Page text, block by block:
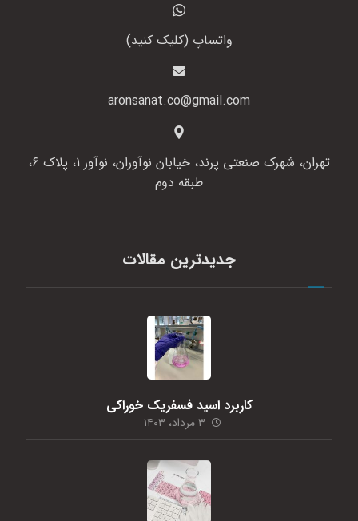
واتساپ (کلیک کنید)
aronsanat.co@gmail.com
تهران، شهرک صنعتی پرند، خیابان نوآوران، نوآور 1، پلاک 6،
طبقه دوم
جدیدترین مقالات
کاربرد اسید فسفریک خوراکی
۳ مرداد، ۱۴۰۳